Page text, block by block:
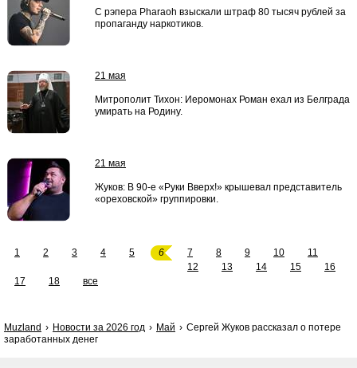
С рэпера Pharaoh взыскали штраф 80 тысяч рублей за
пропаганду наркотиков.
21 мая
Митрополит Тихон: Иеромонах Роман ехал из Белграда
умирать на Родину.
21 мая
Жуков: В 90-е «Руки Вверх!» крышевал представитель
«ореховской» группировки.
1 2 3 4 5 6 7 8 9 10
11
12
13 14 15
16
17
18 все
Muzland Новости за 2026 год Май
Сергей Жуков рассказал о потере
заработанных денег